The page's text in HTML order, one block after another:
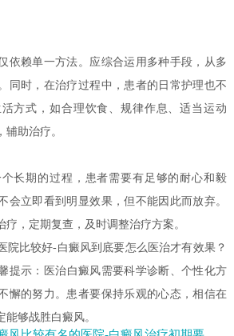
赖单一方法。应综合运用多种手段，从多
同时，在治疗过程中，患者的日常护理也不
方式，如合理饮食、规律作息、适当运动
助治疗。
期的过程，患者需要有足够的耐心和毅
会立即看到明显效果，但不能因此而放弃。
，定期复查，及时调整治疗方案。
比较好-白癜风到底要怎么医治才有效果？
提示：医治白癜风需要科学诊断、个性化方
懈的努力。患者要保持乐观的心态，相信在
够战胜白癜风。